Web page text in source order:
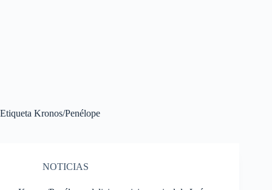
Etiqueta Kronos/Penélope
NOTICIAS